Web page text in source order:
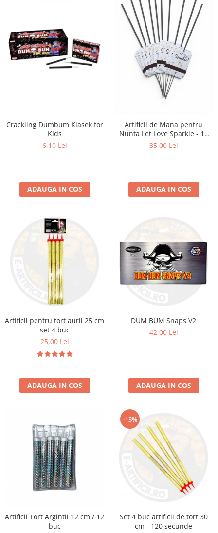
Crackling Dumbum Klasek for
Kids
6,10 Lei
ADAUGA IN COS
Artificii de Mana pentru
Nunta Let Love Sparkle - 10
bucati
35,00 Lei
ADAUGA IN COS
Artificii pentru tort aurii 25 cm
set 4 buc
25,00 Lei
ADAUGA IN COS
DUM BUM Snaps V2
42,00 Lei
ADAUGA IN COS
Artificii Tort Argintii 12 cm / 12
buc
-13%
Set 4 buc artificii de tort 30
cm - 120 secunde